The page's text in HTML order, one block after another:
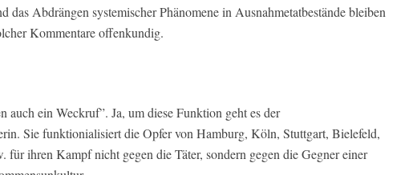
das Abdrängen systemischer Phänomene in Ausnahmetatbestände bleiben
Kommentare offenkundig.
auch ein Weckruf”. Ja, um diese Funktion geht es der
Sie funktionialisiert die Opfer von Hamburg, Köln, Stuttgart, Bielefeld,
für ihren Kampf nicht gegen die Täter, sondern gegen die Gegner einer